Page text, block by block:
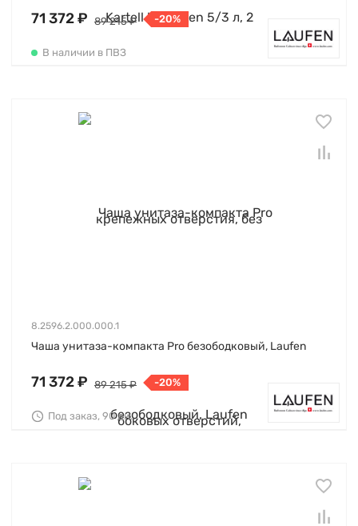
71 372 ₽ 89 215 ₽ -20%
В наличии в ПВЗ
8.2596.2.000.000.1
Чаша унитаза-компакта Pro безободковый, Laufen
71 372 ₽ 89 215 ₽ -20%
Под заказ, 90 дн.